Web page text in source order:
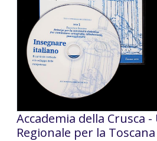
Accademia della Crusca
Regionale per la Toscana